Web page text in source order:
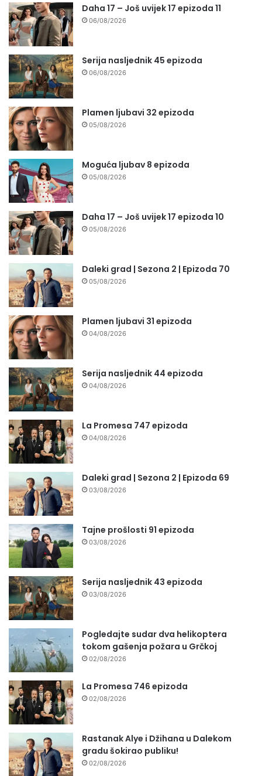
Daha 17 – Još uvijek 17 epizoda 11
06/08/2026
Serija nasljednik 45 epizoda
06/08/2026
Plamen ljubavi 32 epizoda
05/08/2026
Moguća ljubav 8 epizoda
05/08/2026
Daha 17 – Još uvijek 17 epizoda 10
05/08/2026
Daleki grad | Sezona 2 | Epizoda 70
05/08/2026
Plamen ljubavi 31 epizoda
04/08/2026
Serija nasljednik 44 epizoda
04/08/2026
La Promesa 747 epizoda
04/08/2026
Daleki grad | Sezona 2 | Epizoda 69
03/08/2026
Tajne prošlosti 91 epizoda
03/08/2026
Serija nasljednik 43 epizoda
03/08/2026
Pogledajte sudar dva helikoptera
tokom gašenja požara u Grčkoj
02/08/2026
La Promesa 746 epizoda
02/08/2026
Rastanak Alye i Džihana u Dalekom
gradu šokirao publiku!
02/08/2026